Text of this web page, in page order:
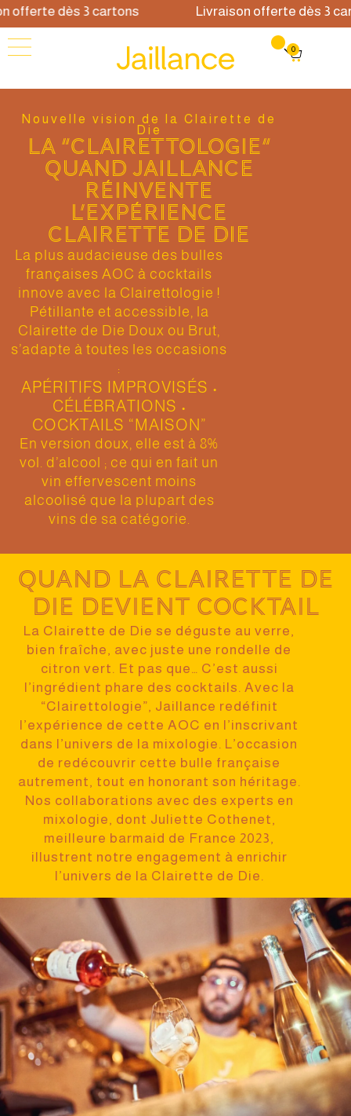
dès 3 cartons Livraison offerte dès 3
0
Nouvelle vision de la Clairette de
Die
LA “CLAIRETTOLOGIE“
QUAND JAILLANCE
RÉINVENTE
L’EXPÉRIENCE
CLAIRETTE DE DIE
La plus audacieuse des bulles
françaises AOC à cocktails
innove avec la Clairettologie !
Pétillante et accessible, la
Clairette de Die Doux ou Brut,
s’adapte à toutes les occasions
:
APÉRITIFS IMPROVISÉS •
CÉLÉBRATIONS •
COCKTAILS “MAISON”
En version doux, elle est à 8%
vol. d’alcool ; ce qui en fait un
vin effervescent moins
alcoolisé que la plupart des
vins de sa catégorie.
Quand la Clairette de
Die devient cocktail
La Clairette de Die se déguste au verre,
bien fraîche, avec juste une rondelle de
citron vert. Et pas que… C’est aussi
l’ingrédient phare des cocktails. Avec la
“Clairettologie”, Jaillance redéfinit
l’expérience de cette AOC en l’inscrivant
dans l’univers de la mixologie. L’occasion
de redécouvrir cette bulle française
autrement, tout en honorant son héritage.
Nos collaborations avec des experts en
mixologie, dont Juliette Cothenet,
meilleure barmaid de France 2023,
illustrent notre engagement à enrichir
l’univers de la Clairette de Die.